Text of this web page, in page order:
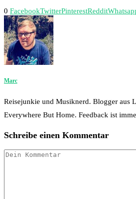
0 FacebookTwitterPinterestReddit
Marc
Reisejunkie und Musiknerd. Blogger aus
Everywhere But Home. Feedback ist
Schreibe einen Kommentar